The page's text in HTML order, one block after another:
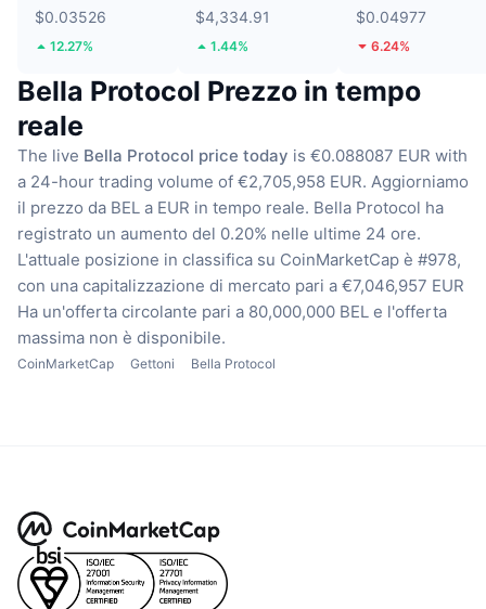
$0.03526
12.27%
$4,334.91
1.44%
$0.04977
6.24%
Bella Protocol Prezzo in tempo
reale
The live Bella Protocol price today is €0.088087 EUR with
a 24-hour trading volume of €2,705,958 EUR. Aggiorniamo
il prezzo da BEL a EUR in tempo reale. Bella Protocol ha
registrato un aumento del 0.20% nelle ultime 24 ore.
L'attuale posizione in classifica su CoinMarketCap è #978,
con una capitalizzazione di mercato pari a €7,046,957 EUR
Ha un'offerta circolante pari a 80,000,000 BEL e l'offerta
massima non è disponibile.
CoinMarketCap Gettoni Bella Protocol